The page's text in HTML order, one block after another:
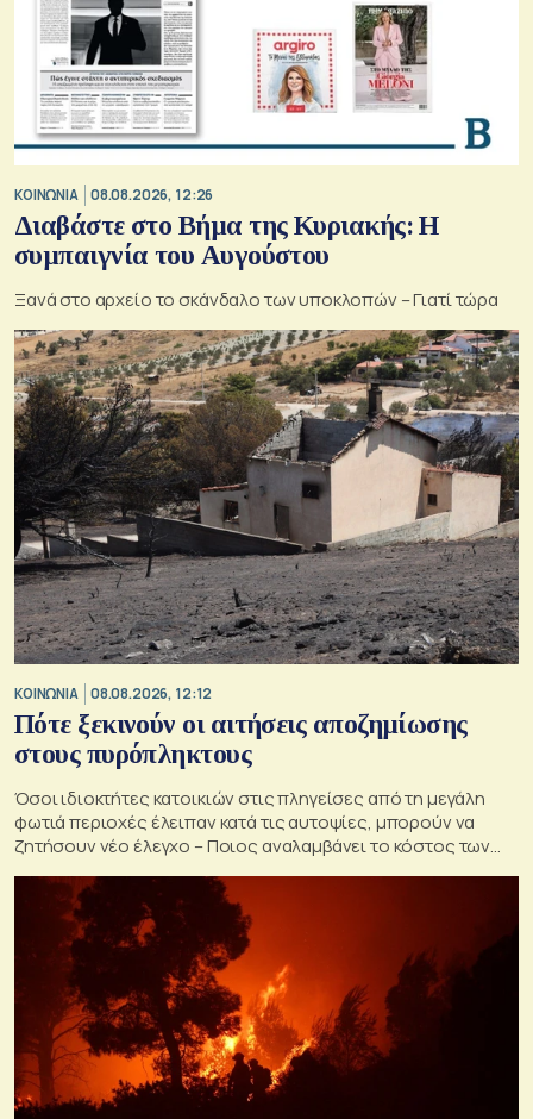
ΚΟΙΝΩΝΙΑ 08.08.2026, 12:26
Διαβάστε στο Βήμα της Κυριακής: Η
συμπαιγνία του Αυγούστου
Ξανά στο αρχείο το σκάνδαλο των υποκλοπών – Γιατί τώρα
ΚΟΙΝΩΝΙΑ 08.08.2026, 12:12
Πότε ξεκινούν οι αιτήσεις αποζημίωσης
στους πυρόπληκτους
Όσοι ιδιοκτήτες κατοικιών στις πληγείσες από τη μεγάλη
φωτιά περιοχές έλειπαν κατά τις αυτοψίες, μπορούν να
ζητήσουν νέο έλεγχο – Ποιος αναλαμβάνει το κόστος των
ανακατασκευών και κατεδαφίσεων